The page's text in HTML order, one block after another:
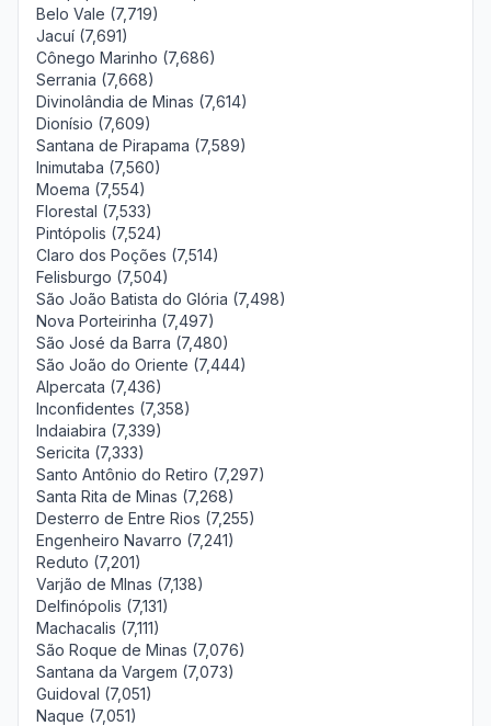
Belo Vale (7,719)
Jacuí (7,691)
Cônego Marinho (7,686)
Serrania (7,668)
Divinolândia de Minas (7,614)
Dionísio (7,609)
Santana de Pirapama (7,589)
Inimutaba (7,560)
Moema (7,554)
Florestal (7,533)
Pintópolis (7,524)
Claro dos Poções (7,514)
Felisburgo (7,504)
São João Batista do Glória (7,498)
Nova Porteirinha (7,497)
São José da Barra (7,480)
São João do Oriente (7,444)
Alpercata (7,436)
Inconfidentes (7,358)
Indaiabira (7,339)
Sericita (7,333)
Santo Antônio do Retiro (7,297)
Santa Rita de Minas (7,268)
Desterro de Entre Rios (7,255)
Engenheiro Navarro (7,241)
Reduto (7,201)
Varjão de MInas (7,138)
Delfinópolis (7,131)
Machacalis (7,111)
São Roque de Minas (7,076)
Santana da Vargem (7,073)
Guidoval (7,051)
Naque (7,051)